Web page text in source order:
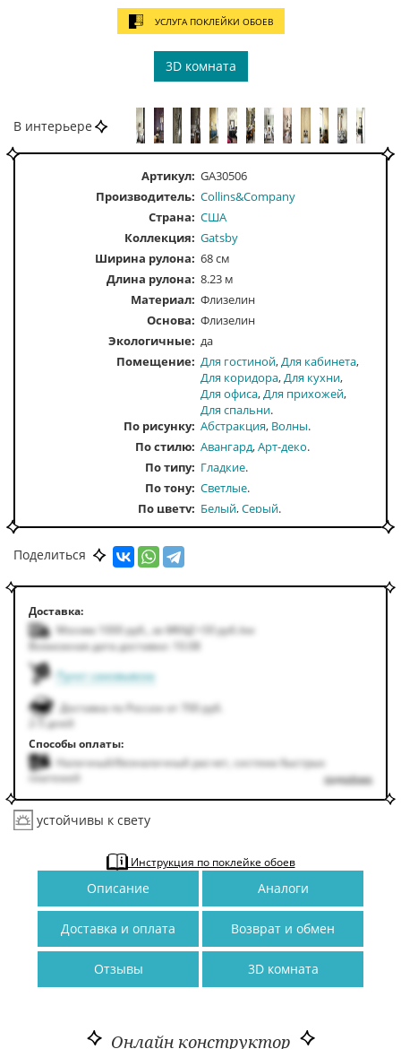
УСЛУГА ПОКЛЕЙКИ ОБОЕВ
3D комната
В интерьере
Артикул: GA30506
Производитель: Collins&Company
Страна: США
Коллекция: Gatsby
Ширина рулона: 68 см
Длина рулона: 8.23 м
Материал: Флизелин
Основа: Флизелин
Экологичные: да
Помещение Для гостиной Для кабинета
Для коридора Для кухни
Для офиса Для прихожей
Для спальни
По рисунку Абстракция Волны
По стилю Авангард Арт-деко
По типу
Гладкие
По тону Светлые
По цвету
Белый Серый
Поделиться
Доставка:
Москва 1000руб. за МКАД +50руб. /км
Возможная дата доставки: 10.08
Пункт самовывоза
Доставка по России от 700 руб.
2-5 дней
Способы оплаты:
Наличный/безналичный расчет, система быстрых
платежей
подробнее
устойчивы к свету
Инструкция по поклейке обоев
Описание Аналоги
Доставка и оплата Возврат и обмен
Отзывы 3D комната
Онлайн конструктор